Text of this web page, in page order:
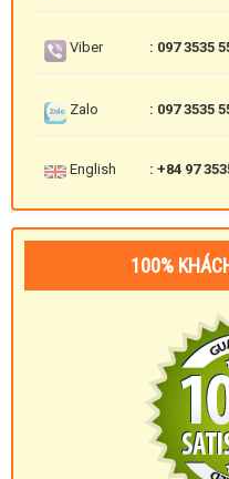
Viber : 097 3535
Zalo : 097 3535
English : +84 97
100%